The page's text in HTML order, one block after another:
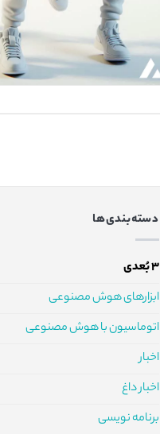
دسته‌بندی‌ها
3 بُعدی
ابزارهای هوش مصنوعی
اتوماسیون با هوش مصنوعی
اخبار
اخبار داغ
برنامه نویسی